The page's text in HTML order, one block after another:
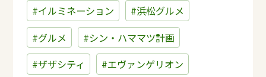
#イルミネーション
#浜松グルメ
#グルメ
#シン・ハママツ計画
#ザザシティ
#エヴァンゲリオン